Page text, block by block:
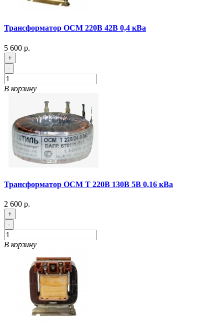
Трансформатор ОСМ 220В 42В 0,4 кВа
5 600 р.
+
-
В корзину
Трансформатор ОСМ Т 220В 130В 5В 0,16 кВа
2 600 р.
+
-
В корзину